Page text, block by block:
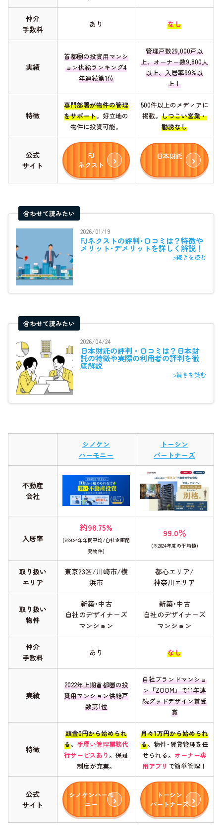
仲介
手数料
あり なし
実績
首都圏の投資用マンシ
ョン供給ランキング4
年連続第1位
管理戸数29,000戸以
上、オーナー数9,800人
以上、入居率99%以
上！
特徴
専門部署が物件の管理
をサポート。好立地の
物件に投資可能。
500件以上のメディアに
掲載。 しつこい営業・
勧誘なし
公式
サイト
FJ
ネクスト
日本財託
合わせて読みたい
2026/01/19
FJネクストの評判･口コミは？特徴や
メリット･デメリットを詳しく解説！
>続きを読む
合わせて読みたい
2026/04/24
日本財託の評判・口コミは？日本財
託の特徴や実際の利用者の評判を徹
底解説
>続きを読む
シノケン
ハーモニー
トーシン
パートナーズ
不動産
会社
入居率
約98.75%
(※2024年年間平均/自社企画開
発物件)
99.0％
(※2024年度の平均値)
取り扱い
エリア
東京23区/川崎市/横
浜市
都心エリア/
神奈川エリア
取り扱い
物件
新築･中古
自社のデザイナーズ
マンション
新築･中古
自社のデザイナーズ
マンション
仲介
手数料
あり なし
実績
2022年上期首都圏の投
資用マンション供給戸
数第1位
自社ブランドマンショ
ン『ZOOM』で11年連
続グッドデザイン賞受
賞
特徴
頭金0円から始められ
る。 手厚い管理業務代
行サービスあり 。保証
制度が充実。
月々1万円から始められ
る。物件･賃貸管理を任
せられる。 オーナー専
用アプリ で簡単管理！
公式
サイト
シノケンハーモ
ニー
トーシン
パートナーズ